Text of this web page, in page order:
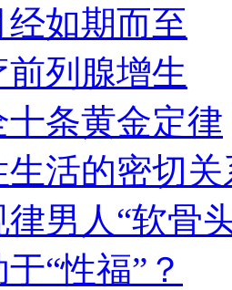
如期而至
列腺增生
条黄金定律
活的密切关
男人“软骨
“性福”？